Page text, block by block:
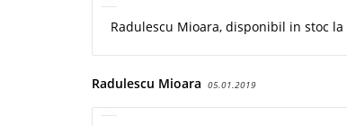
Radulescu Mioara, disponibil in stoc
Radulescu Mioara 05.01.2019